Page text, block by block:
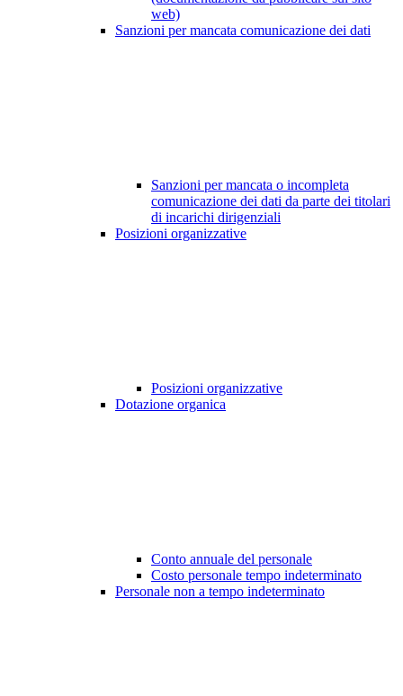
web)
Sanzioni per mancata comunicazione dei dati
Sanzioni per mancata o incompleta
comunicazione dei dati da parte dei titolari
di incarichi dirigenziali
Posizioni organizzative
Posizioni organizzative
Dotazione organica
Conto annuale del personale
Costo personale tempo indeterminato
Personale non a tempo indeterminato